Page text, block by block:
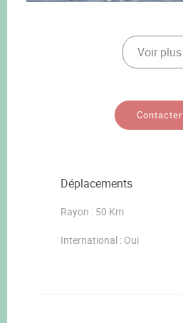
Voir plus
Contacter
Déplacements
Rayon : 50 Km
International : Oui